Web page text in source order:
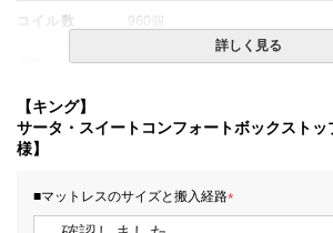
コイル数 960個
・価格はマットレス単体購入の金
発生する場合がございます。また
場合があります。
詳しく見る
【キング】
サータ・スイートコンフォートボックスト
様】
■マットレスのサイズと搬入経路
(